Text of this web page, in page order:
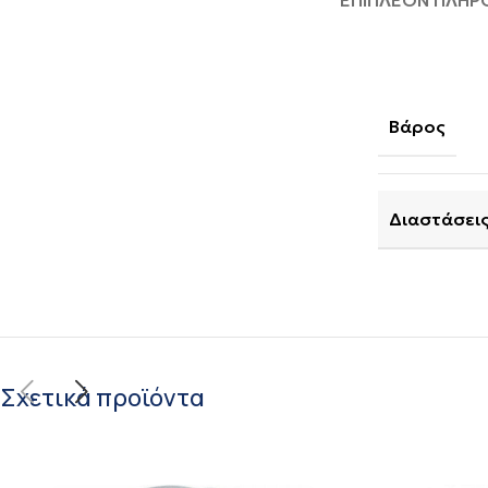
Βάρος
Διαστάσεις
Σχετικά προϊόντα